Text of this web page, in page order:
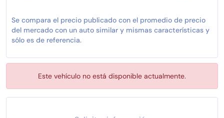
Se compara el precio publicado con el promedio de precio
del mercado con un auto similar y mismas características y
sólo es de referencia.
Este vehículo no está disponible actualmente.